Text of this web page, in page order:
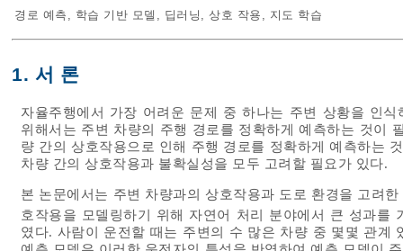
경로 예측 , 학습 기반 모델 , 딥러닝 , 상호 작용 , 지도 학습
1. 서 론
자율주행에서 가장 어려운 문제 중 하나는 주변 상황을 인
위해서는 주변 차량의 주행 경로를 정확하게 예측하는 것이
량 간의 상호작용으로 인해 주행 경로를 정확하게 예측하는
차량 간의 상호작용과 불확실성을 모두 고려할 필요가 있다.
본 논문에서는 주변 차량과의 상호작용과 도로 환경을 고려
호작용을 모델링하기 위해 자연어 처리 분야에서 큰 성과를
였다. 사람이 운전할 때는 주변의 수 많은 차량 중 몇몇 관계